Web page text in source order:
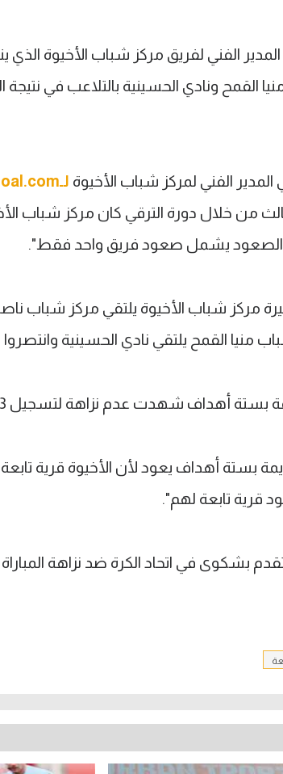
الفني لفريق مركز شباب الأخيوة
القمح ونادي الحسينية بالتلاعب في نتيجة
الفني لمركز شباب الأخيوة لـFilGoal.com:
من خلال دورة الترقي كان مركز شباب
والصعود يشمل صعود فريق واحد فقط".
مركز شباب الأخيوة يلتقي مركز شباب
منيا القمح يلتقي نادي الحسينية
أهداف شهدت عدم نزاهة لتسجيل 3 أهداف في آخر 3 دقائق".
بستة أهداف يعود لأن الأخيوة قرية
قرية تابعة لهم".
بشكوى في اتحاد الكرة ضد نزاهة